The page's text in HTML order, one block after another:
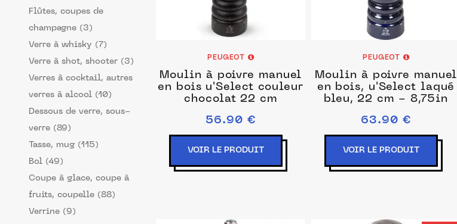
Flûtes, coupes de
champagne (3)
Verre à whisky (7)
Verre à shot, shooter (3)
Verres à cocktail, autres
verres à alcool (10)
Dessous de verre, sous-
verre (89)
Tasse, mug (115)
Bol (49)
Coupe à glace, coupe à
fruits, coupelle (88)
Verrine (9)
PEUGEOT
Moulin à poivre manuel
en bois u'Select couleur
chocolat 22 cm
56.90 €
VOIR LE PRODUIT
PEUGEOT
Moulin à poivre manuel
en bois, u'Select laqué
bleu, 22 cm - 8,75in
63.90 €
VOIR LE PRODUIT